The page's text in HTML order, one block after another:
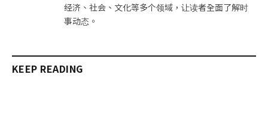
经济、社会、文化等多个领域，让读者全面了解时
事动态。
KEEP READING